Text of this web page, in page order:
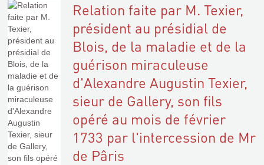
Relation faite par M. Texier,
président au présidial de
Blois, de la maladie et de la
guérison miraculeuse
d'Alexandre Augustin Texier,
sieur de Gallery, son fils
opéré au mois de février
1733 par l'intercession de Mr
de Pâris